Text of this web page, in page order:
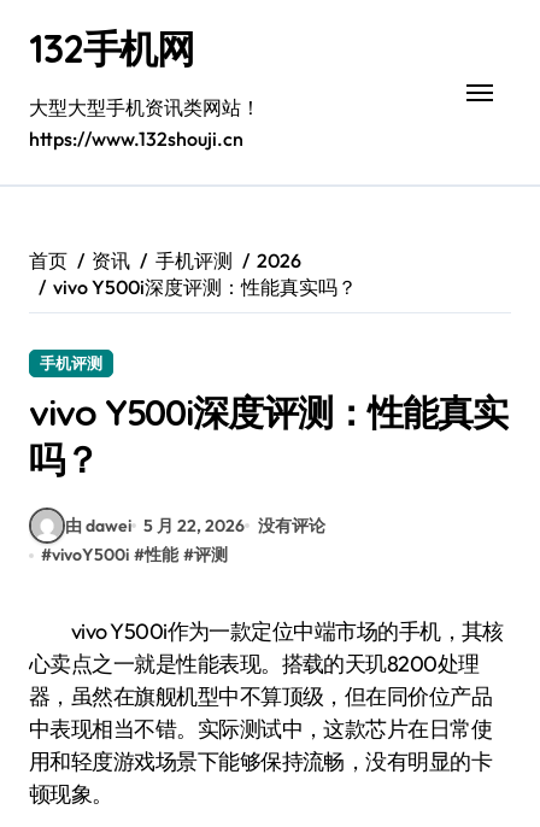
132手机网
大型大型手机资讯类网站！
https://www.132shouji.cn
首页 资讯 手机评测
2026
vivo Y500i深度评测：性能真实吗？
手机评测
vivo Y500i深度评测：性能真实
吗？
由 dawei 5 月 22, 2026 没有评论
#vivoY500i #性能 #评测
vivo Y500i作为一款定位中端市场的手机，其核
心卖点之一就是性能表现。搭载的天玑8200处理
器，虽然在旗舰机型中不算顶级，但在同价位产品
中表现相当不错。实际测试中，这款芯片在日常使
用和轻度游戏场景下能够保持流畅，没有明显的卡
顿现象。